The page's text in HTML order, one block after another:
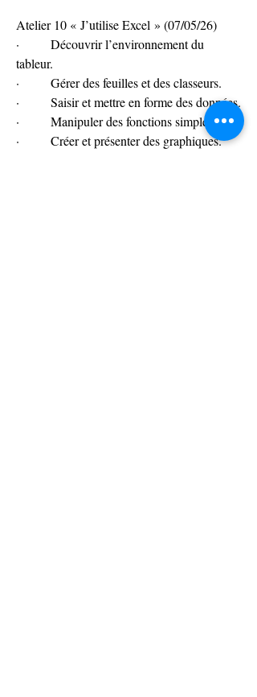
Atelier 10 « J’utilise Excel » (07/05/26)
·        Découvrir l’environnement du
tableur.
·        Gérer des feuilles et des classeurs.
·        Saisir et mettre en forme des données.
·        Manipuler des fonctions simples.
·        Créer et présenter des graphiques.